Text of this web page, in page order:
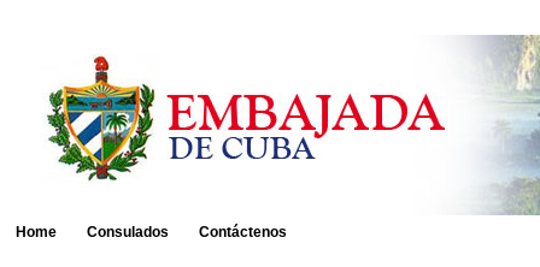
Home Consulados Contáctenos